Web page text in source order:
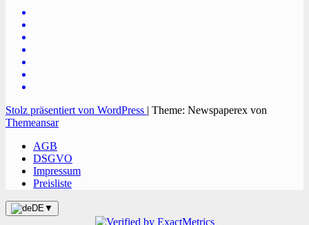
Stolz präsentiert von WordPress | Theme: Newspaperex von
Themeansar
AGB
DSGVO
Impressum
Preisliste
DE▼